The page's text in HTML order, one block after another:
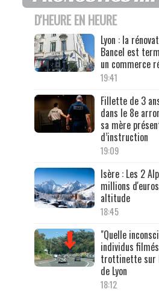
D'HEURE EN HEURE
Lyon : la
Bancel est
un commerce
19:41
Fillette de 3
dans le 8e
sa mère
d’instruction
19:09
Isère : Les 2
millions
altitude
18:45
"Quelle
individus
trottinette sur
de Lyon
18:12